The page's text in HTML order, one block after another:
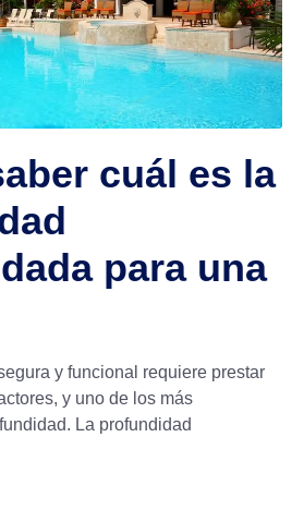
cuál es la
para una
y funcional requiere prestar
y uno de los más
La profundidad